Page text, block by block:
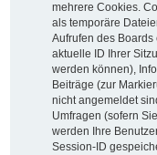
mehrere Cookies.
als temporäre
Aufrufen des
aktuelle ID Ihrer
werden können),
Beiträge (zur
nicht angemeldet
Umfragen (sofern
werden Ihre
Session-ID